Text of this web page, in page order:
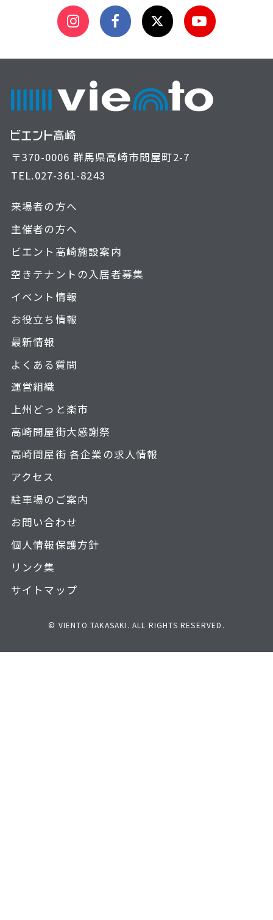
〒370-0006 群馬県高崎市問屋町2-7
TEL.027-361-8243
来場者の方へ
主催者の方へ
ビエント高崎施設案内
空きテナントの入居者募集
イベント情報
お役立ち情報
最新情報
よくある質問
運営組織
上州どっと楽市
高崎問屋街大感謝祭
高崎問屋街 各企業の求人情報
アクセス
駐車場のご案内
お問い合わせ
個人情報保護方針
リンク集
サイトマップ
© VIENTO TAKASAKI. ALL RIGHTS RESERVED.